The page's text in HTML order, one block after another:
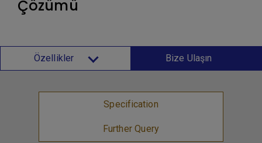
Çözümü
Özellikler Bize Ulaşın
Specification
Further Query